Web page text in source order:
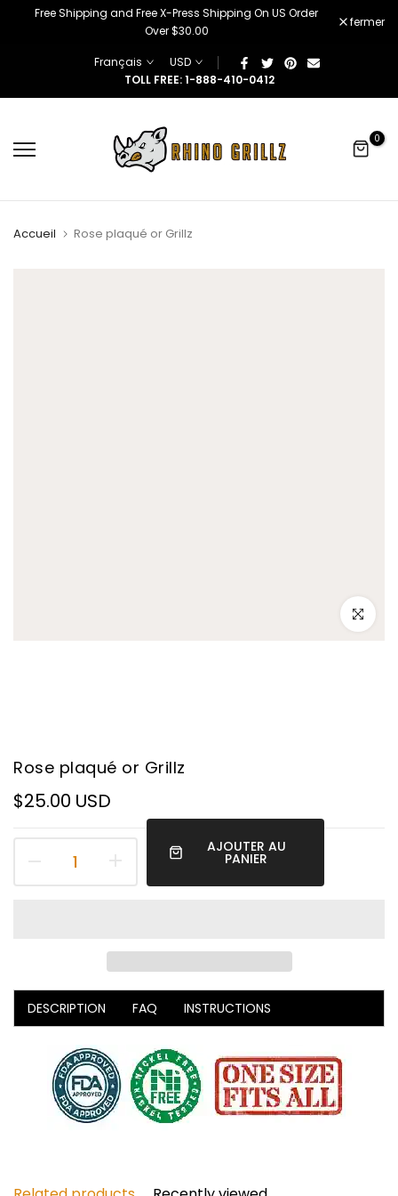
â
–
SkipFree Shipping and Free X-Press Shipping On US Order
Over $30.00
fermer
Français
USD
TOLL FREE: 1-888-410-0412
0
Accueil Rose plaqué or Grillz
Cliquez
Rose plaqué or Grillz
$25.00 USD
AJOUTER AU
PANIER
DESCRIPTION FAQ INSTRUCTIONS